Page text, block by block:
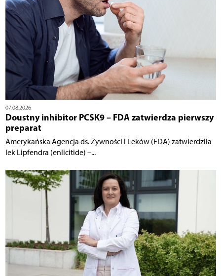
07.08.2026
Doustny inhibitor PCSK9 – FDA zatwierdza pierwszy
preparat
Amerykańska Agencja ds. Żywności i Leków (FDA) zatwierdziła
lek Lipfendra (enlicitide) –...